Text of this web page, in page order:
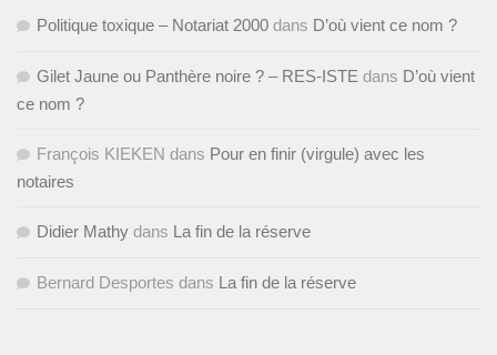
Politique toxique – Notariat 2000 dans D’où vient ce nom ?
Gilet Jaune ou Panthère noire ? – RES-ISTE dans D’où vient
ce nom ?
François KIEKEN dans Pour en finir (virgule) avec les
notaires
Didier Mathy dans La fin de la réserve
Bernard Desportes dans La fin de la réserve